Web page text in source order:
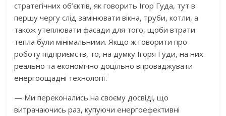
стратегічних об’єктів, як говорить Ігор Гуда, тут в
першу чергу слід замінювати вікна, труби, котли, а
також утеплювати фасади для того, щоби втрати
тепла були мінімальними. Якщо ж говорити про
роботу підприємств, то, на думку Ігоря Гуди, на них
реально та економічно доцільно впроваджувати
енергоощадні технології.
— Ми переконались на своєму досвіді, що
витрачаючись раз, купуючи енергоефективні